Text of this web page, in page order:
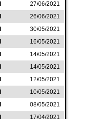
27/06/2021
26/06/2021
30/05/2021
16/05/2021
14/05/2021
14/05/2021
12/05/2021
10/05/2021
08/05/2021
17/04/2021